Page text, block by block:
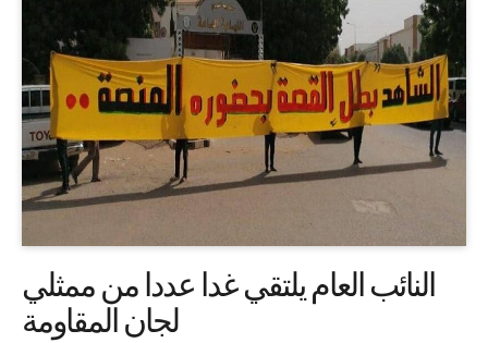
النائب العام يلتقي غدا عددا من ممثلي
لجان المقاومة